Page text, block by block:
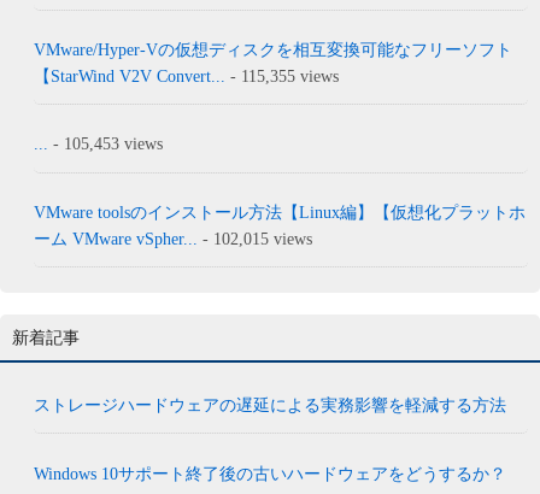
VMware/Hyper-Vの仮想ディスクを相互変換可能なフリーソフト
【StarWind V2V Convert...
- 115,355 views
... - 105,453 views
VMware toolsのインストール方法【Linux編】【仮想化プラットホ
ーム VMware vSpher... - 102,015 views
新着記事
ストレージハードウェアの遅延による実務影響を軽減する方法
Windows 10サポート終了後の古いハードウェアをどうするか？